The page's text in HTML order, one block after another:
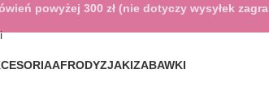
AFRODYZJAKIZABAWKI
powyżej 300 zł (nie dotyczy wysyłek